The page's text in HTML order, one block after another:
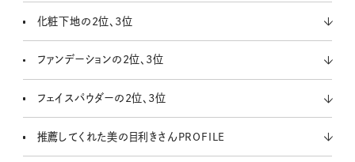
化粧下地の2位、3位
ファンデーションの2位、3位
フェイスパウダーの2位、3位
推薦してくれた美の目利きさんPROFILE